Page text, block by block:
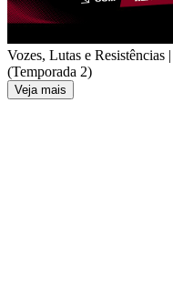
Vozes, Lutas e
(Temporada 2)
Veja mais